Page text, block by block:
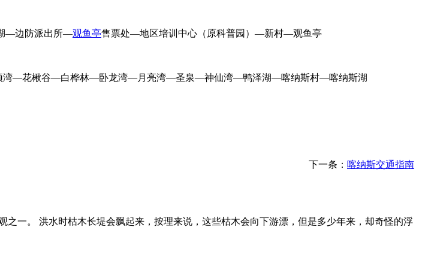
—边防派出所—观鱼亭售票处—地区培训中心（原科普园）—新村—观鱼亭
湾—花楸谷—白桦林—卧龙湾—月亮湾—圣泉—神仙湾—鸭泽湖—喀纳斯村—喀纳斯湖
下一条： 喀纳斯交通指南
一。 洪水时枯木长堤会飘起来，按理来说，这些枯木会向下游漂，但是多少年来，却奇怪的浮